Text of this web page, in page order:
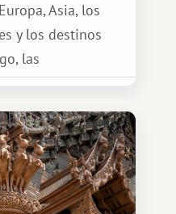
Asia, los
y los destinos
las
el sistema
más
encuentra
que ofrece una